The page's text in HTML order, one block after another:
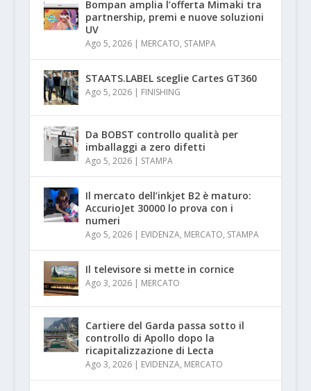
Bompan amplia l’offerta Mimaki tra
partnership, premi e nuove soluzioni
UV
Ago 5, 2026| MERCATO, STAMPA
STAATS.LABEL sceglie Cartes GT360
Ago 5, 2026| FINISHING
Da BOBST controllo qualità per
imballaggi a zero difetti
Ago 5, 2026| STAMPA
Il mercato dell’inkjet B2 è maturo:
AccurioJet 30000 lo prova con i
numeri
Ago 5, 2026| EVIDENZA, MERCATO, STAMPA
Il televisore si mette in cornice
Ago 3, 2026| MERCATO
Cartiere del Garda passa sotto il
controllo di Apollo dopo la
ricapitalizzazione di Lecta
Ago 3, 2026| EVIDENZA, MERCATO